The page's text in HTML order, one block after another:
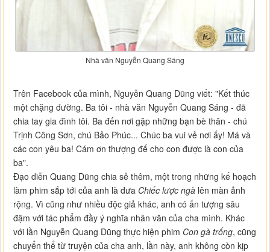
Nhà văn Nguyễn Quang Sáng
Trên Facebook của mình, Nguyễn Quang Dũng viết: "Kết thúc
một chặng đường. Ba tôi - nhà văn Nguyễn Quang Sáng - đã
chia tay gia đình tôi. Ba đến nơi gặp những bạn bè thân - chú
Trịnh Công Sơn, chú Bảo Phúc... Chúc ba vui vẻ nơi ấy! Má và
các con yêu ba! Cám ơn thượng đế cho con được là con của
ba".
Đạo diễn Quang Dũng chia sẻ thêm, một trong những kế hoạch
làm phim sắp tới của anh là đưa Chiếc lược ngà lên màn ảnh
rộng. Vì cũng như nhiều độc giả khác, anh có ấn tượng sâu
đậm với tác phẩm đầy ý nghĩa nhân văn của cha mình. Khác
với lần Nguyễn Quang Dũng thực hiện phim Con gà trống, cũng
chuyển thể từ truyện của cha anh, lần này, anh không còn kịp